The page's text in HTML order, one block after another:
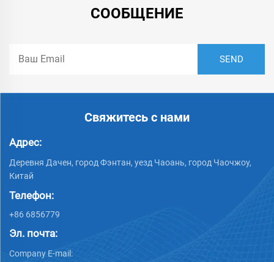
СООБЩЕНИЕ
Свяжитесь с нами
Адрес:
Деревня Дачен, город Фэнтан, уезд Чаоань, город Чаочжоу,
Китай
Телефон:
+86 6856779
Эл. почта:
Company E-mail: